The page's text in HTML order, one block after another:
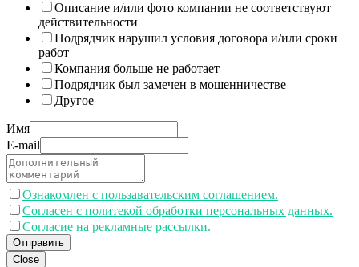
Описание и/или фото компании не соответствуют
действительности
Подрядчик нарушил условия договора и/или сроки
работ
Компания больше не работает
Подрядчик был замечен в мошенничестве
Другое
Имя
E-mail
Ознакомлен с пользавательским соглашением.
Согласен с политекой обработки персональных данных.
Согласие на рекламные рассылки.
Отправить
Close